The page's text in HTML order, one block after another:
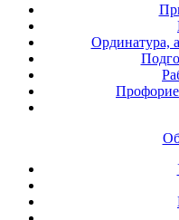
Ординатура,